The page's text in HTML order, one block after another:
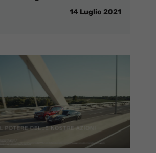
14 Luglio 2021